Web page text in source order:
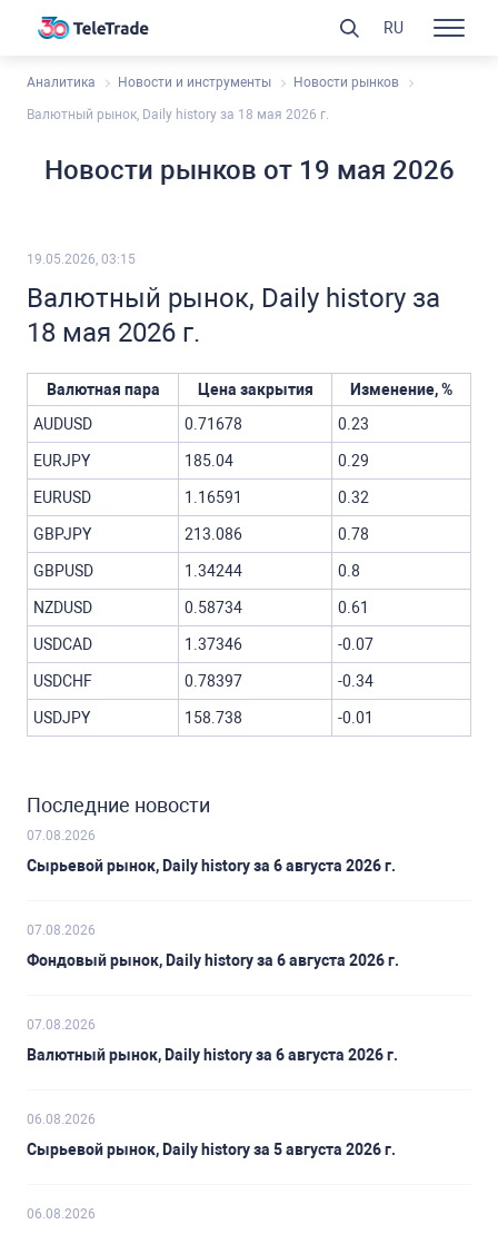
Аналитика Новости и инструменты Новости рынков
Валютный рынок, Daily history за 18 мая 2026 г.
Новости рынков от 19 мая 2026
19.05.2026, 03:15
Валютный рынок, Daily history за
18 мая 2026 г.
Валютная пара Цена закрытия
Изменение, %
AUDUSD
0.71678 0.23
EURJPY 185.04 0.29
EURUSD 1.16591 0.32
GBPJPY 213.086 0.78
GBPUSD 1.34244 0.8
NZDUSD 0.58734 0.61
USDCAD 1.37346 -0.07
USDCHF 0.78397 -0.34
USDJPY 158.738 -0.01
Последние новости
07.08.2026
Сырьевой рынок, Daily history за 6 августа 2026 г.
07.08.2026
Фондовый рынок, Daily history за 6 августа 2026 г.
07.08.2026
Валютный рынок, Daily history за 6 августа 2026 г.
06.08.2026
Сырьевой рынок, Daily history за 5 августа 2026 г.
06.08.2026
RU